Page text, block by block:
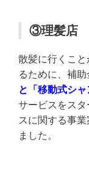
③理髪店
散髪に行くこ
るために、補助
と「移動式シ
サービスをス
スに関する事
ました。